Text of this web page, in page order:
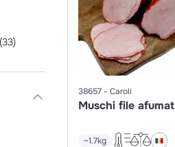
(33)
38657 Caroli
Muschi file afumat
~1.7kg